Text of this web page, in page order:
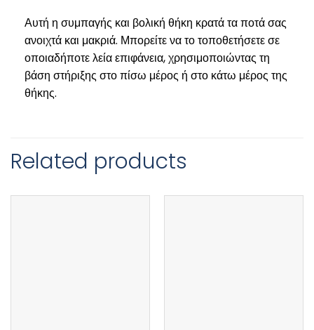
Αυτή η συμπαγής και βολική θήκη κρατά τα ποτά σας
ανοιχτά και μακριά. Μπορείτε να το τοποθετήσετε σε
οποιαδήποτε λεία επιφάνεια, χρησιμοποιώντας τη
βάση στήριξης στο πίσω μέρος ή στο κάτω μέρος της
θήκης.
Related products